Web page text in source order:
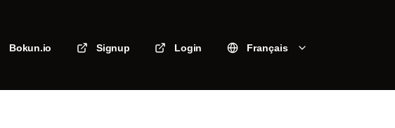
Bokun.io Signup Login Français